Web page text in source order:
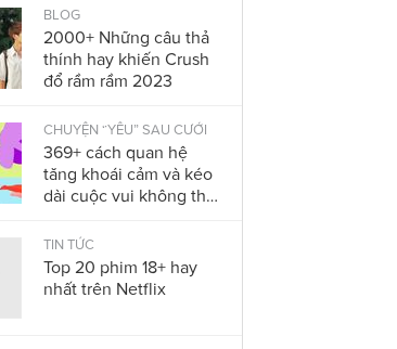
BLOG
2000+ Những câu thả
thính hay khiến Crush
đổ rầm rầm 2023
CHUYỆN “YÊU” SAU CƯỚI
369+ cách quan hệ
tăng khoái cảm và kéo
dài cuộc vui không thể
2023
TIN TỨC
Top 20 phim 18+ hay
nhất trên Netflix